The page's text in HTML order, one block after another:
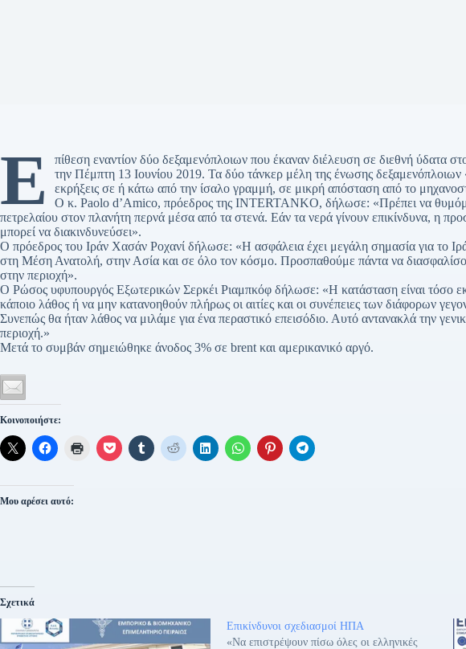
Ε
πίθεση εναντίον δύο δεξαμενόπλοιων που έκαναν διέλευση σε διεθνή ύδατα
την Πέμπτη 13 Ιουνίου 2019. Τα δύο τάνκερ μέλη της ένωσης
εκρήξεις σε ή κάτω από την ίσαλο γραμμή, σε μικρή απόσταση από το
Ο κ. Paolo d’Amico, πρόεδρος της INTERTANKO, δήλωσε: «Πρέπει να
πετρελαίου στον πλανήτη περνά μέσα από τα στενά. Εάν τα νερά γίνουν επικίνδυνα, η
μπορεί να διακινδυνεύσει».
Ο πρόεδρος του Ιράν Χασάν Ροχανί δήλωσε: «Η ασφάλεια έχει μεγάλη σημασία για το
στη Μέση Ανατολή, στην Ασία και σε όλο τον κόσμο. Προσπαθούμε πάντα να
στην περιοχή».
Ο Ρώσος υφυπουργός Εξωτερικών Σερκέι Ριαμπκόφ δήλωσε: «Η κατάσταση είναι τόσο
κάποιο λάθος ή να μην κατανοηθούν πλήρως οι αιτίες και οι συνέπειες των διάφορων
Συνεπώς θα ήταν λάθος να μιλάμε για ένα περαστικό επεισόδιο. Αυτό αντανακλά την
περιοχή.»
Μετά το συμβάν σημειώθηκε άνοδος 3% σε brent και αμερικανικό αργό.
Κοινοποιήστε:
Μου αρέσει αυτό:
Σχετικά
Επικίνδυνοι σχεδιασμοί ΗΠΑ
«Να επιστρέψουν πίσω όλες οι ελληνικές